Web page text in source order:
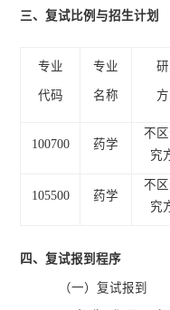
三、复试比例与招生计划
专业
代码
专业
名称
100700 药学
不
究
105500 药学
不
究
四、复试报到程序
（一）复试报到